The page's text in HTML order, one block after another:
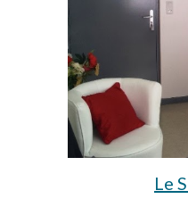
Le